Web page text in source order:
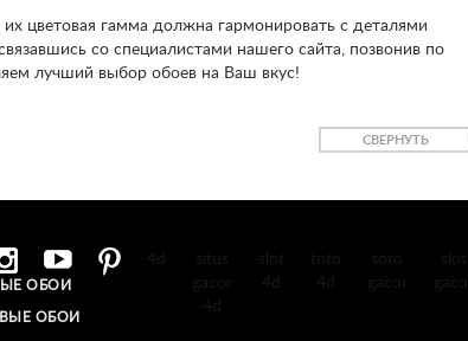
цветовая гамма должна гармонировать с деталями
со специалистами нашего сайта, позвонив по
лучший выбор обоев на Ваш вкус!
СВЕРНУТЬ
ОБОИ
ОБОИ​